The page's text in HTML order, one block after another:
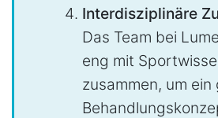
Interdisziplinäre
Das Team bei
eng mit
zusammen, um